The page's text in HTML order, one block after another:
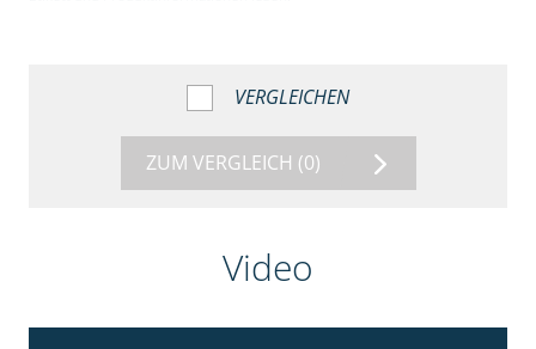
VERGLEICHEN
ZUM VERGLEICH (0)
Video